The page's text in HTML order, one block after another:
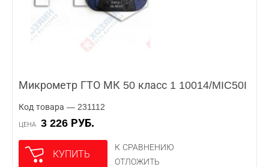
Микрометр ГТО МК 50 класс 1 10014/MIC50I
Код товара — 231112
ЦЕНА 3 226 РУБ.
КУПИТЬ
К СРАВНЕНИЮ
ОТЛОЖИТЬ